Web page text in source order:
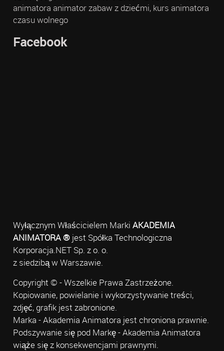
animatora animator zabaw z dziećmi, kurs animatora
czasu wolnego
Facebook
Wyłącznym Właścicielem Marki AKADEMIA
ANIMATORA ®jest Spółka Technologiczna
Korporacja.NET Sp. z o. o.
z siedzibą w Warszawie.
Copyright © - Wszelkie Prawa Zastrzeżone.
Kopiowanie, powielanie i wykorzystywanie treści,
zdjęć, grafik jest zabronione.
Marka - Akademia Animatora jest chroniona prawnie.
Podszywanie się pod Markę - Akademia Animatora
wiąże się z konsekwencjami prawnymi.